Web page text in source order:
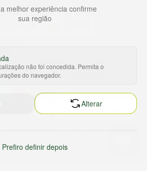
COMERCIO DE ALIMENTOS S.A
CNPJ: 09.000.493/0002-15
Termos de serviço
melhor experiência confirme
sua região
não foi concedida. Permita o
do navegador.
Alterar
Prefiro definir depois